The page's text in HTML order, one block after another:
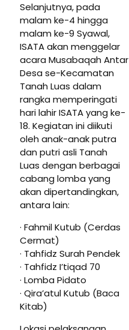
Selanjutnya, pada
malam ke-4 hingga
malam ke-9 Syawal,
ISATA akan menggelar
acara Musabaqah Antar
Desa se-Kecamatan
Tanah Luas dalam
rangka memperingati
hari lahir ISATA yang ke-
18. Kegiatan ini diikuti
oleh anak-anak putra
dan putri asli Tanah
Luas dengan berbagai
cabang lomba yang
akan dipertandingkan,
antara lain:
· Fahmil Kutub (Cerdas
Cermat)
· Tahfidz Surah Pendek
· Tahfidz I’tiqad 70
· Lomba Pidato
· Qira’atul Kutub (Baca
Kitab)